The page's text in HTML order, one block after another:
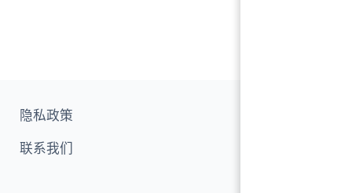
隐私政策
联系我们